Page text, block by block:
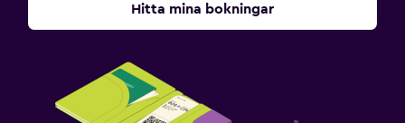
Hitta mina bokningar